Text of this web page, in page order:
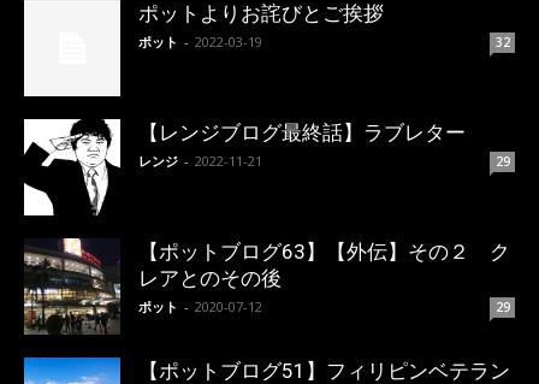
ポットよりお詫びとご挨拶
ポット - 2022-03-19 32
【レンジブログ最終話】ラブレター
レンジ - 2022-11-21 29
【ポットブログ63】【外伝】その２ ク
レアとのその後
ポット - 2020-07-12 29
【ポットブログ51】フィリピンベテラン